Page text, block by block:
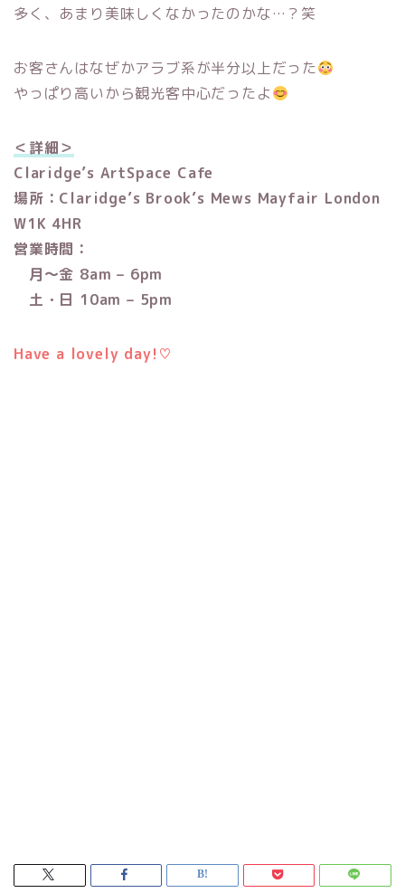
多く、あまり美味しくなかったのかな…？笑
お客さんはなぜかアラブ系が半分以上だった
やっぱり高いから観光客中心だったよ
＜詳細＞
Claridge’s ArtSpace Cafe
場所：Claridge’s Brook’s Mews Mayfair London
W1K 4HR
営業時間：
月〜金 8am – 6pm
土・日 10am – 5pm
Have a lovely day!♡